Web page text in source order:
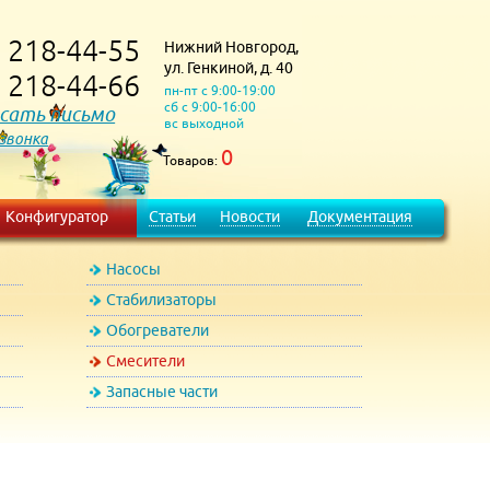
218-44-55
218-44-66
письмо
Нижний Новгород,
ул. Генкиной, д. 40
пн-пт с 9:00-19:00
сб с 9:00-16:00
вс выходной
Товаров: 0
Конфигуратор Статьи Новости Документация
Насосы
Стабилизаторы
Обогреватели
Смесители
Запасные части